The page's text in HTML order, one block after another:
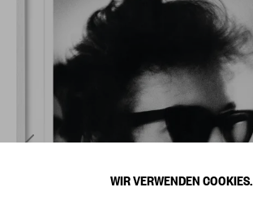
WIR VERWENDEN COOKIES.